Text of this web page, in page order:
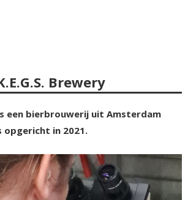
Brewery
een bierbrouwerij uit Amsterdam
opgericht in 2021.